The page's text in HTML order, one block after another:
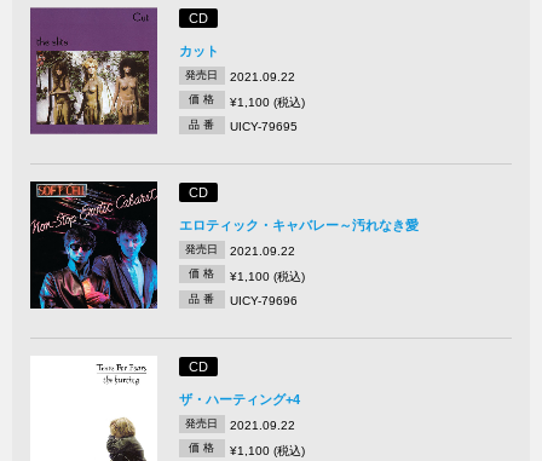
CD
カット
発売日 2021.09.22
価 格 ¥1,100 (税込)
品 番 UICY-79695
CD
エロティック・キャバレー～汚れなき愛
発売日 2021.09.22
価 格 ¥1,100 (税込)
品 番 UICY-79696
CD
ザ・ハーティング+4
発売日 2021.09.22
価 格 ¥1,100 (税込)